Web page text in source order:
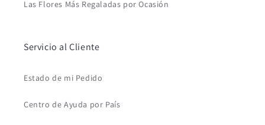
Las Flores Más Regaladas por Ocasión
Servicio al Cliente
Estado de mi Pedido
Centro de Ayuda por País